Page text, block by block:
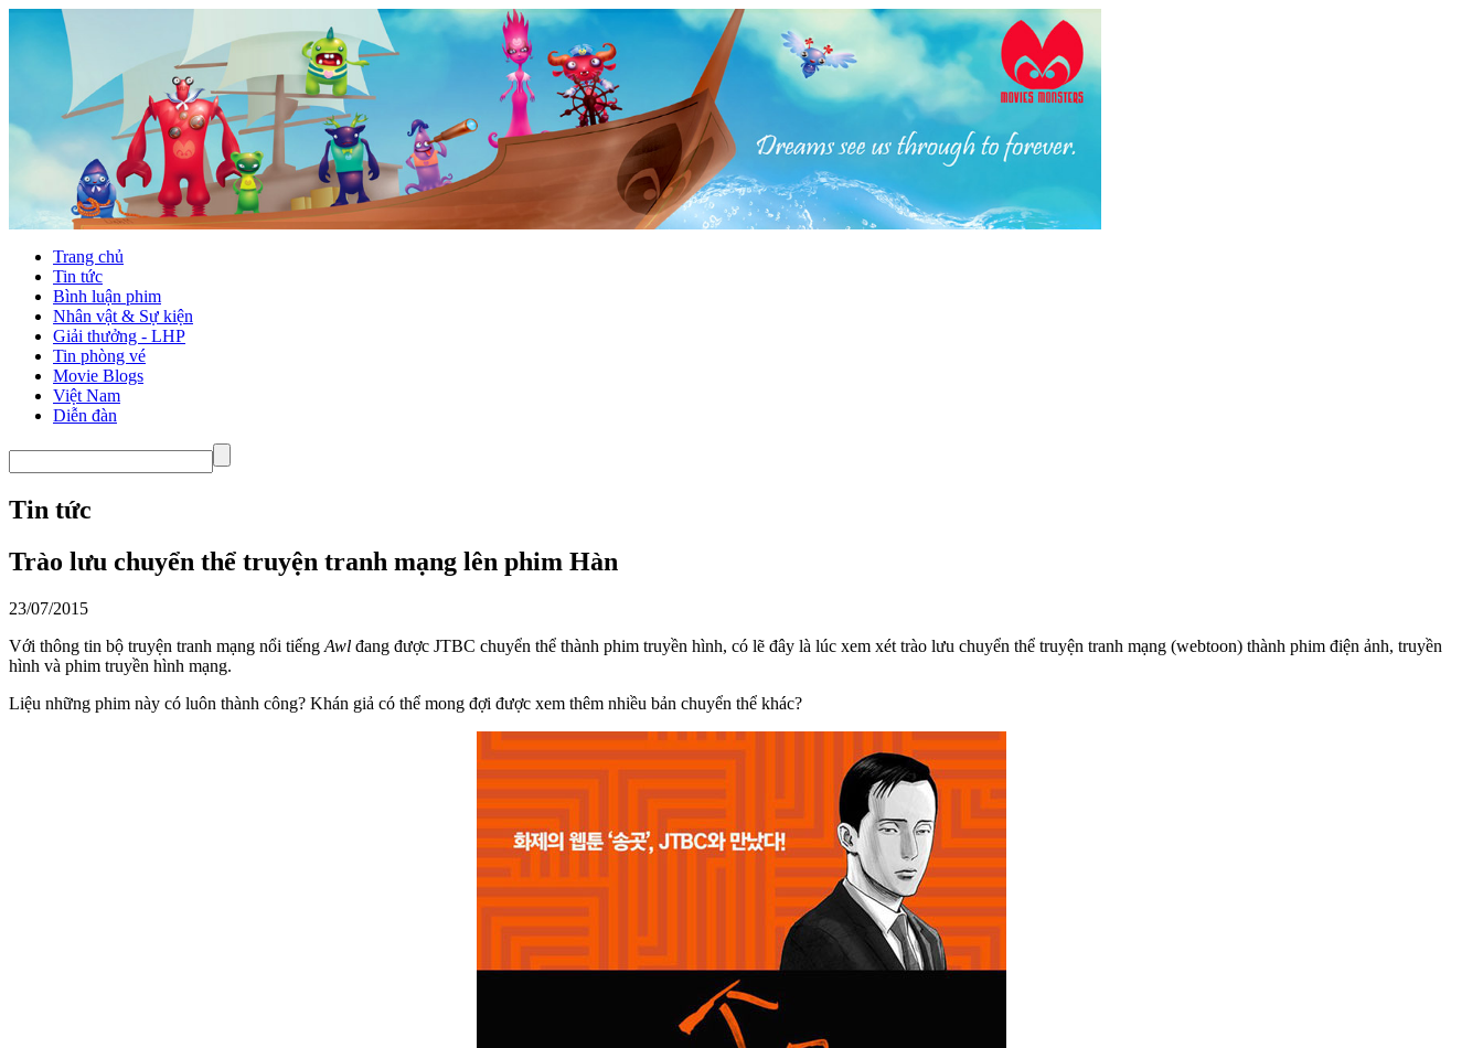
Trang chủ
Tin tức
Bình luận phim
Nhân vật & Sự kiện
Giải thưởng - LHP
Tin phòng vé
Movie Blogs
Việt Nam
Diễn đàn
Tin tức
Trào lưu chuyển thể truyện tranh mạng lên phim Hàn
23/07/2015
Với thông tin bộ truyện tranh mạng nổi tiếng Awl đang được JTBC chuyển thể thành phim truyền hình, có lẽ đây là lúc xem xét trào lưu chuyển thể truyện tranh mạng (webtoon) thành phim điện ảnh, truyền
hình và phim truyền hình mạng.
Liệu những phim này có luôn thành công? Khán giả có thể mong đợi được xem thêm nhiều bản chuyển thể khác?